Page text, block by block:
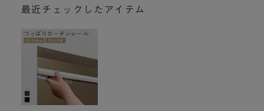
最近チェックしたアイテム